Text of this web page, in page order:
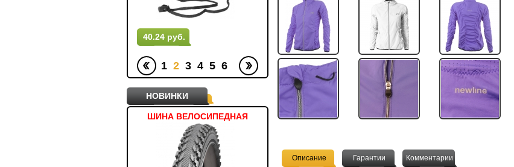
Описание Гарантии Комментарии
40.24 руб. 53.82 руб. 79.27 руб.
1 2 3 4 5 6
НОВИНКИ
ШИНА ВЕЛОСИПЕДНАЯ
Сумка для крепления под
Хомут подседельный HW